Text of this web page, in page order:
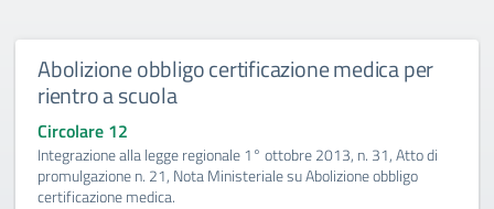
Abolizione obbligo certificazione medica per
rientro a scuola
Circolare 12
Integrazione alla legge regionale 1° ottobre 2013, n. 31, Atto di
promulgazione n. 21, Nota Ministeriale su Abolizione obbligo
certificazione medica.